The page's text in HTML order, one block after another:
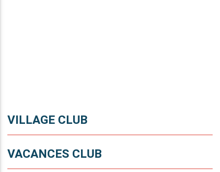
VILLAGE CLUB
VACANCES CLUB